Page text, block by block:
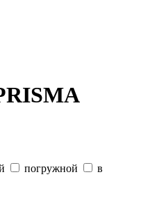
погружной
в